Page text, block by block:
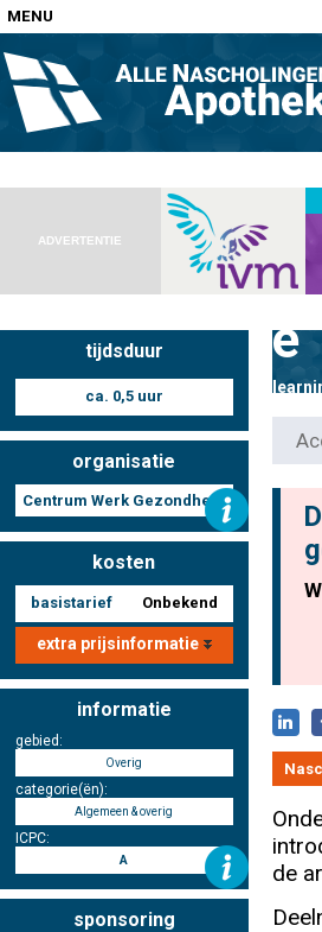
MENU
Home
Nascholingen op locatie (agenda)
Nascholingen online (elearning)
Nascholing aanmelden
Registreren
ADVERTENTIE
tijdsduur
ca. 0,5 uur
organisatie
Centrum Werk Gezondheid
kosten
basistarief Onbekend
extra prijsinformatie
informatie
gebied:
Overig
categorie(ën):
Algemeen & overig
ICPC:
A
sponsoring
e
de